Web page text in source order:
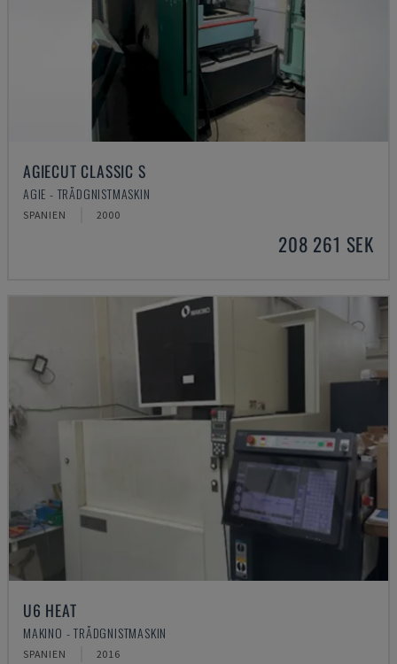
AGIECUT CLASSIC S
AGIE - TRÅDGNISTMASKIN
SPANIEN 2000
208 261 SEK
U6 HEAT
MAKINO - TRÅDGNISTMASKIN
SPANIEN 2016